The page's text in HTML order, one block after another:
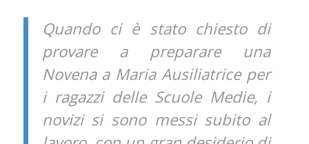
Quando ci è stato chiesto di
provare a preparare una
Novena a Maria Ausiliatrice per
i ragazzi delle Scuole Medie, i
novizi si sono messi subito al